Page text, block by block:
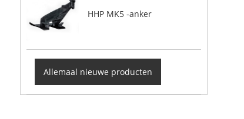
HHP MK5 -anker
Allemaal nieuwe producten